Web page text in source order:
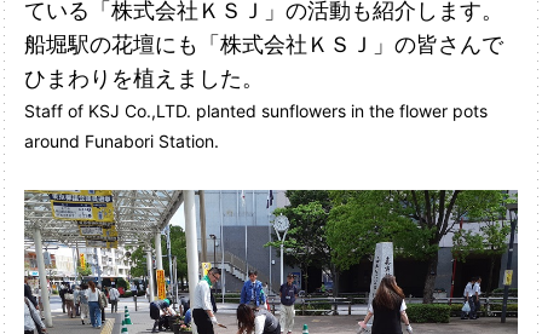
ている「株式会社ＫＳＪ」の活動も紹介します。
船堀駅の花壇にも「株式会社ＫＳＪ」の皆さんで
ひまわりを植えました。
Staff of KSJ Co.,LTD. planted sunflowers in the flower pots
around Funabori Station.